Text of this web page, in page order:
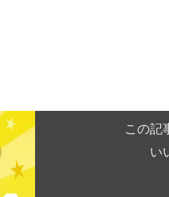
この記
い